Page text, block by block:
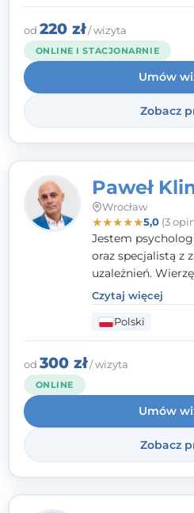
bezpieczeństwa,
w wyrażaniu
etyką zawodową,
człowiek
pomoc, by
problemami.
od 220 zł/ wizyta
ONLINE I STACJONARNIE
Umów
Zobacz
Paweł
Wrocław
★★★★★5,0(3
Jestem
oraz specjalistą z
uzależnień.
wprowadzenia
często przekonuje
w tym Ty i ja, ma
szczęście. Należy
w obranym
Czytaj więcej
Polski
od 300 zł/ wizyta
ONLINE
Umów
Zobacz